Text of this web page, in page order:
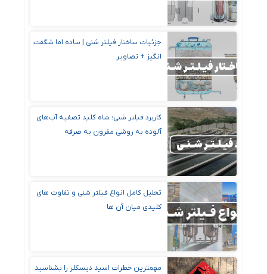
جزئیات ساختار فیلتر شنی | ساده اما شگفت
‌انگیز + تصاویر
کاربرد فیلتر شنی؛ شاه کلید تصفیه آب‌های
آلوده به روشی مقرون ‌به‌ صرفه
تحلیل کامل انواع فیلتر شنی و تفاوت های
کلیدی میان آن ها
مهمترین خطرات اسید دیسکلر را بشناسید